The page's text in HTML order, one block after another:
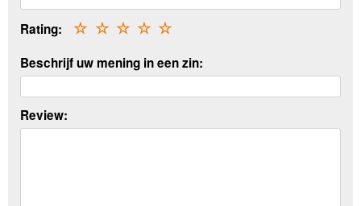
Rating: ☆
☆
☆
☆
☆
Beschrijf uw mening in een zin:
Review: